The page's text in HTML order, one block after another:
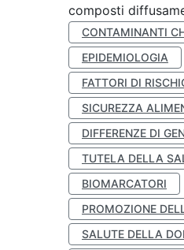
composti
CONTAMINANTI
EPIDEMIOLOGIA
FATTORI DI
SICUREZZA
DIFFERENZE DI
TUTELA DELLA
BIOMARCATORI
PROMOZIONE
SALUTE DELLA